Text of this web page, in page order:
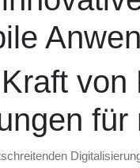
von
für